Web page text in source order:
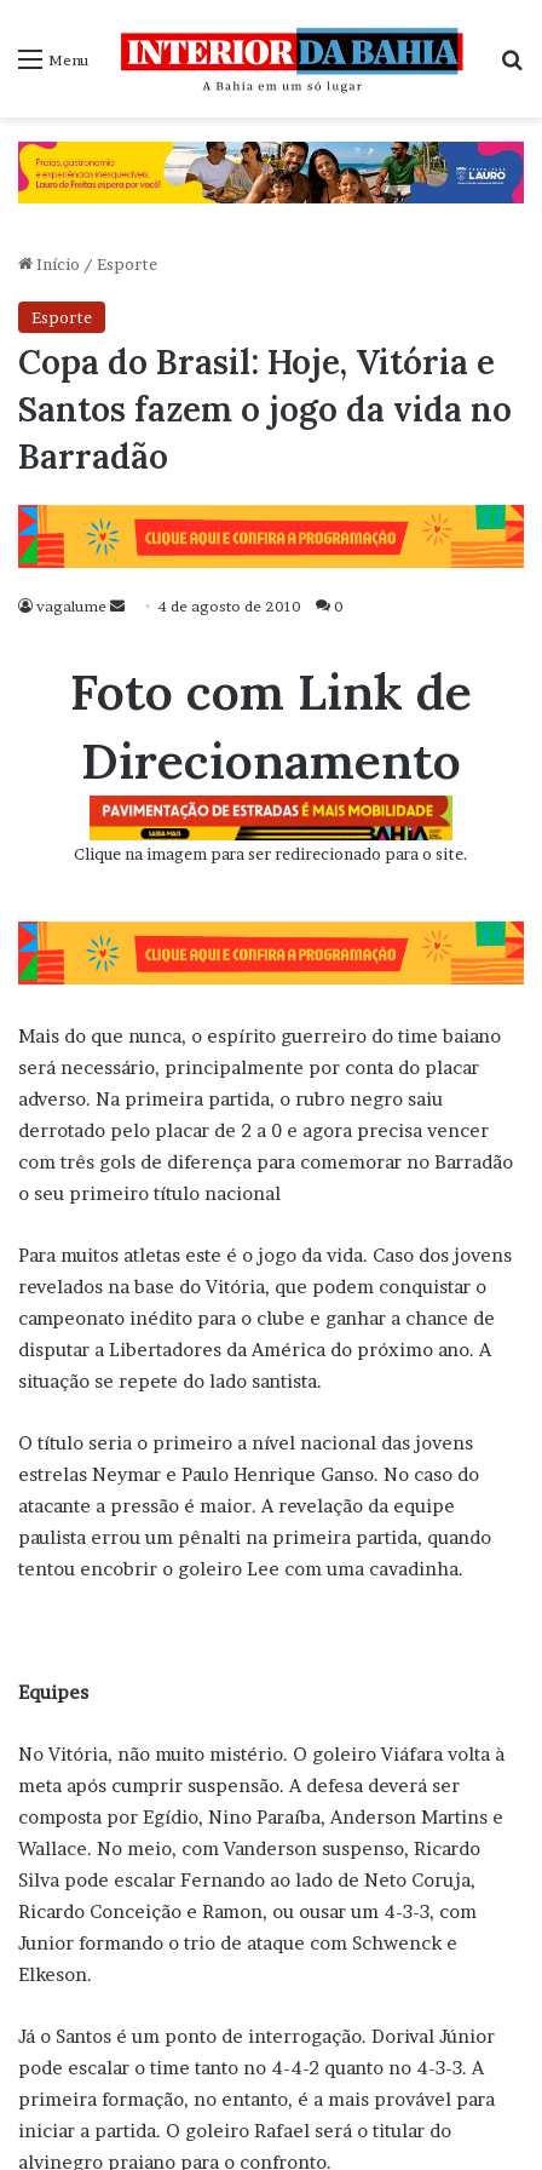
Menu
Início / Esporte
Esporte
Copa do Brasil: Hoje, Vitória e
Santos fazem o jogo da vida no
Barradão
vagalume
Mande
mail
4 de agosto de 2010 0
Foto com Link de
Direcionamento
Clique na imagem para ser redirecionado para o site.
Mais do que nunca, o espírito guerreiro do time baiano
será necessário, principalmente por conta do placar
adverso. Na primeira partida, o rubro negro saiu
derrotado pelo placar de 2 a 0 e agora precisa vencer
com três gols de diferença para comemorar no Barradão
o seu primeiro título nacional
Para muitos atletas este é o jogo da vida. Caso dos jovens
revelados na base do Vitória, que podem conquistar o
campeonato inédito para o clube e ganhar a chance de
disputar a Libertadores da América do próximo ano. A
situação se repete do lado santista.
O título seria o primeiro a nível nacional das jovens
estrelas Neymar e Paulo Henrique Ganso. No caso do
atacante a pressão é maior. A revelação da equipe
paulista errou um pênalti na primeira partida, quando
tentou encobrir o goleiro Lee com uma cavadinha.
Equipes
No Vitória, não muito mistério. O goleiro Viáfara volta à
meta após cumprir suspensão. A defesa deverá ser
composta por Egídio, Nino Paraíba, Anderson Martins e
Wallace. No meio, com Vanderson suspenso, Ricardo
Silva pode escalar Fernando ao lado de Neto Coruja,
Ricardo Conceição e Ramon, ou ousar um 4-3-3, com
Junior formando o trio de ataque com Schwenck e
Elkeson.
Já o Santos é um ponto de interrogação. Dorival Júnior
pode escalar o time tanto no 4-4-2 quanto no 4-3-3. A
primeira formação, no entanto, é a mais provável para
iniciar a partida. O goleiro Rafael será o titular do
alvinegro praiano para o confronto.